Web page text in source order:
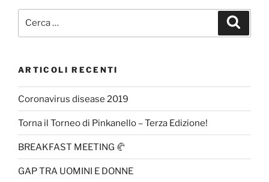
ARTICOLI RECENTI
Coronavirus disease 2019
Torna il Torneo di Pinkanello – Terza Edizione!
BREAKFAST MEETING 🥐
GAP TRA UOMINI E DONNE